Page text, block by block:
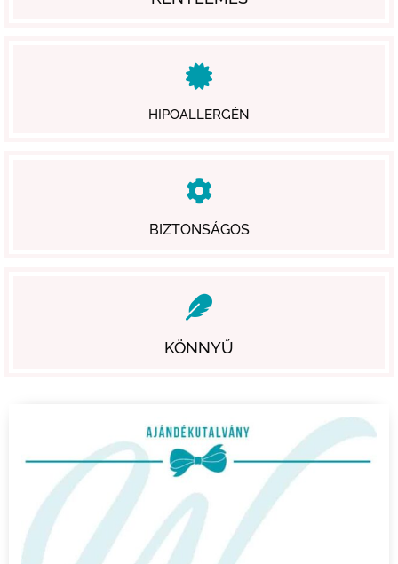
HIPOALLERGÉN
BIZTONSÁGOS
KÖNNYŰ